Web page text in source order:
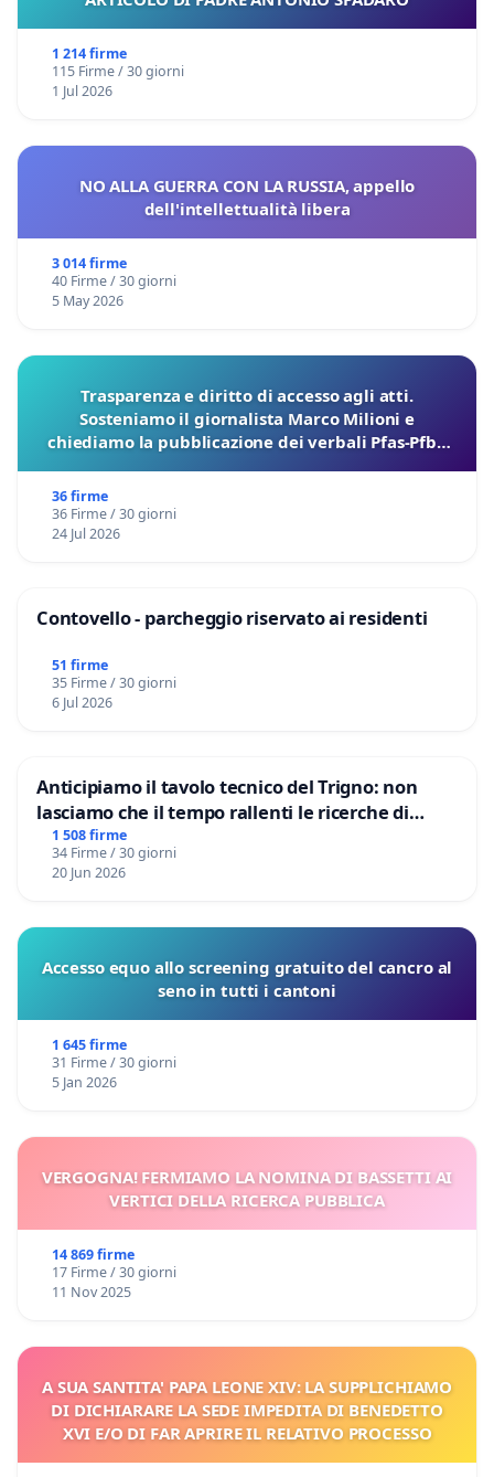
1 214 firme
115 Firme / 30 giorni
1 Jul 2026
NO ALLA GUERRA CON LA RUSSIA, appello
dell'intellettualità libera
3 014 firme
40 Firme / 30 giorni
5 May 2026
Trasparenza e diritto di accesso agli atti.
Sosteniamo il giornalista Marco Milioni e
chiediamo la pubblicazione dei verbali Pfas-Pfba
36 firme
36 Firme / 30 giorni
24 Jul 2026
Contovello - parcheggio riservato ai residenti
51 firme
35 Firme / 30 giorni
6 Jul 2026
Anticipiamo il tavolo tecnico del Trigno: non
lasciamo che il tempo rallenti le ricerche di
Domenico Racanati
1 508 firme
34 Firme / 30 giorni
20 Jun 2026
Accesso equo allo screening gratuito del cancro al
seno in tutti i cantoni
1 645 firme
31 Firme / 30 giorni
5 Jan 2026
VERGOGNA! FERMIAMO LA NOMINA DI BASSETTI AI
VERTICI DELLA RICERCA PUBBLICA
14 869 firme
17 Firme / 30 giorni
11 Nov 2025
A SUA SANTITA' PAPA LEONE XIV: LA SUPPLICHIAMO
DI DICHIARARE LA SEDE IMPEDITA DI BENEDETTO
XVI E/O DI FAR APRIRE IL RELATIVO PROCESSO